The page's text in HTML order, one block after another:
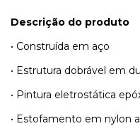
Descrição do produto
• Construída em aço
• Estrutura dobrável em
• Pintura eletrostática
• Estofamento em nylon